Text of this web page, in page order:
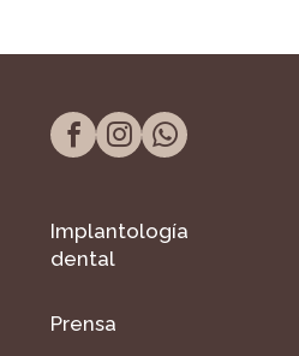
Implantología
dental
Prensa